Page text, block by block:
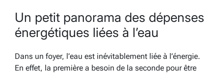
Un petit panorama des dépenses
énergétiques liées à l’eau
Dans un foyer, l’eau est inévitablement liée à l’énergie.
En effet, la première a besoin de la seconde pour être